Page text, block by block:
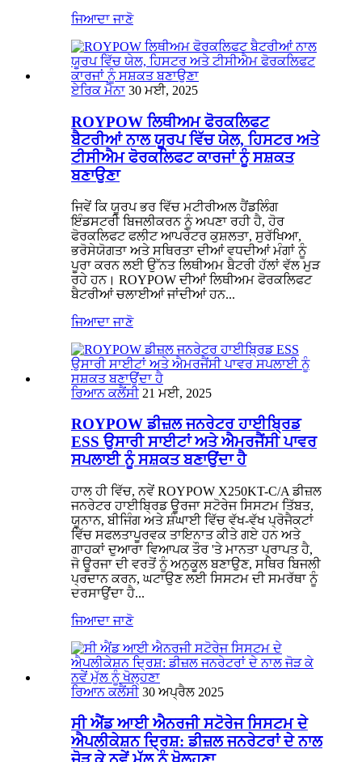
ਜਿਆਦਾ ਜਾਣੋ
ਏਰਿਕ ਮੈਨਾ 30 ਮਈ, 2025
ROYPOW ਲਿਥੀਅਮ ਫੋਰਕਲਿਫਟ
ਬੈਟਰੀਆਂ ਨਾਲ ਯੂਰਪ ਵਿੱਚ ਯੇਲ, ਹਿਸਟਰ ਅਤੇ
ਟੀਸੀਐਮ ਫੋਰਕਲਿਫਟ ਕਾਰਜਾਂ ਨੂੰ ਸਸ਼ਕਤ
ਬਣਾਉਣਾ
ਜਿਵੇਂ ਕਿ ਯੂਰਪ ਭਰ ਵਿੱਚ ਮਟੀਰੀਅਲ ਹੈਂਡਲਿੰਗ
ਇੰਡਸਟਰੀ ਬਿਜਲੀਕਰਨ ਨੂੰ ਅਪਣਾ ਰਹੀ ਹੈ, ਹੋਰ
ਫੋਰਕਲਿਫਟ ਫਲੀਟ ਆਪਰੇਟਰ ਕੁਸ਼ਲਤਾ, ਸੁਰੱਖਿਆ,
ਭਰੋਸੇਯੋਗਤਾ ਅਤੇ ਸਥਿਰਤਾ ਦੀਆਂ ਵਧਦੀਆਂ ਮੰਗਾਂ ਨੂੰ
ਪੂਰਾ ਕਰਨ ਲਈ ਉੱਨਤ ਲਿਥੀਅਮ ਬੈਟਰੀ ਹੱਲਾਂ ਵੱਲ ਮੁੜ
ਰਹੇ ਹਨ। ROYPOW ਦੀਆਂ ਲਿਥੀਅਮ ਫੋਰਕਲਿਫਟ
ਬੈਟਰੀਆਂ ਚਲਾਈਆਂ ਜਾਂਦੀਆਂ ਹਨ...
ਜਿਆਦਾ ਜਾਣੋ
ਰਿਆਨ ਕਲੈਂਸੀ 21 ਮਈ, 2025
ROYPOW ਡੀਜ਼ਲ ਜਨਰੇਟਰ ਹਾਈਬ੍ਰਿਡ
ESS ਉਸਾਰੀ ਸਾਈਟਾਂ ਅਤੇ ਐਮਰਜੈਂਸੀ ਪਾਵਰ
ਸਪਲਾਈ ਨੂੰ ਸਸ਼ਕਤ ਬਣਾਉਂਦਾ ਹੈ
ਹਾਲ ਹੀ ਵਿੱਚ, ਨਵੇਂ ROYPOW X250KT-C/A ਡੀਜ਼ਲ
ਜਨਰੇਟਰ ਹਾਈਬ੍ਰਿਡ ਊਰਜਾ ਸਟੋਰੇਜ ਸਿਸਟਮ ਤਿੱਬਤ,
ਯੂਨਾਨ, ਬੀਜਿੰਗ ਅਤੇ ਸ਼ੰਘਾਈ ਵਿੱਚ ਵੱਖ-ਵੱਖ ਪ੍ਰੋਜੈਕਟਾਂ
ਵਿੱਚ ਸਫਲਤਾਪੂਰਵਕ ਤਾਇਨਾਤ ਕੀਤੇ ਗਏ ਹਨ ਅਤੇ
ਗਾਹਕਾਂ ਦੁਆਰਾ ਵਿਆਪਕ ਤੌਰ 'ਤੇ ਮਾਨਤਾ ਪ੍ਰਾਪਤ ਹੈ,
ਜੋ ਊਰਜਾ ਦੀ ਵਰਤੋਂ ਨੂੰ ਅਨੁਕੂਲ ਬਣਾਉਣ, ਸਥਿਰ ਬਿਜਲੀ
ਪ੍ਰਦਾਨ ਕਰਨ, ਘਟਾਉਣ ਲਈ ਸਿਸਟਮ ਦੀ ਸਮਰੱਥਾ ਨੂੰ
ਦਰਸਾਉਂਦਾ ਹੈ...
ਜਿਆਦਾ ਜਾਣੋ
ਰਿਆਨ ਕਲੈਂਸੀ 30 ਅਪ੍ਰੈਲ 2025
ਸੀ ਐਂਡ ਆਈ ਐਨਰਜੀ ਸਟੋਰੇਜ ਸਿਸਟਮ ਦੇ
ਐਪਲੀਕੇਸ਼ਨ ਦ੍ਰਿਸ਼: ਡੀਜ਼ਲ ਜਨਰੇਟਰਾਂ ਦੇ ਨਾਲ